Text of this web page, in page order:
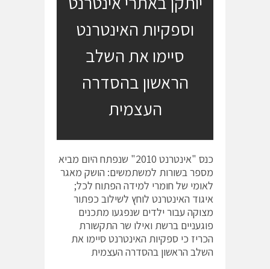
וספקיות האינטרנט
סיימו את השלב
הראשון בהסדרה
העצמית
כנס "אינטרנט 2010" שנפתח היום מביא
מספר בשורות למשתמשים: הושק מאגר
לאומי של חומרי למידה הפתוח לכל;
איגוד האינטרנט לוחץ לשילוב כפתור
מצוקה עבור ילדים שנפגעו מתכנים
פוגעניים ברשת ואילו שר התקשורת
הכריז כי ספקיות האינטרנט סיימו את
השלב הראשון בהסדרה העצמית